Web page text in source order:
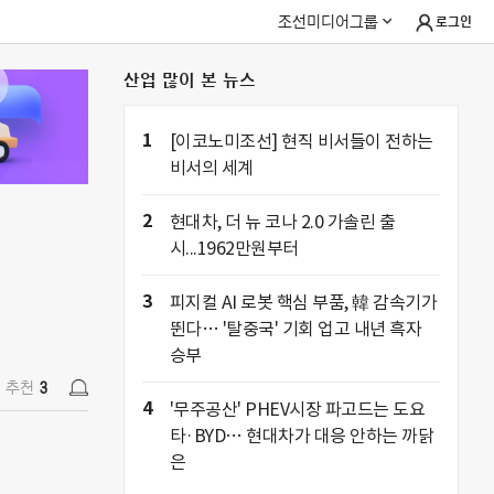
조선미디어그룹 로그인
추천 3
산업 많이 본 뉴스